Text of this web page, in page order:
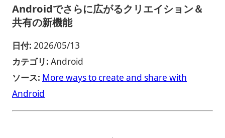
Androidでさらに広がるクリエイション＆
共有の新機能
日付: 2026/05/13
カテゴリ: Android
ソース: More ways to create and share with
Android